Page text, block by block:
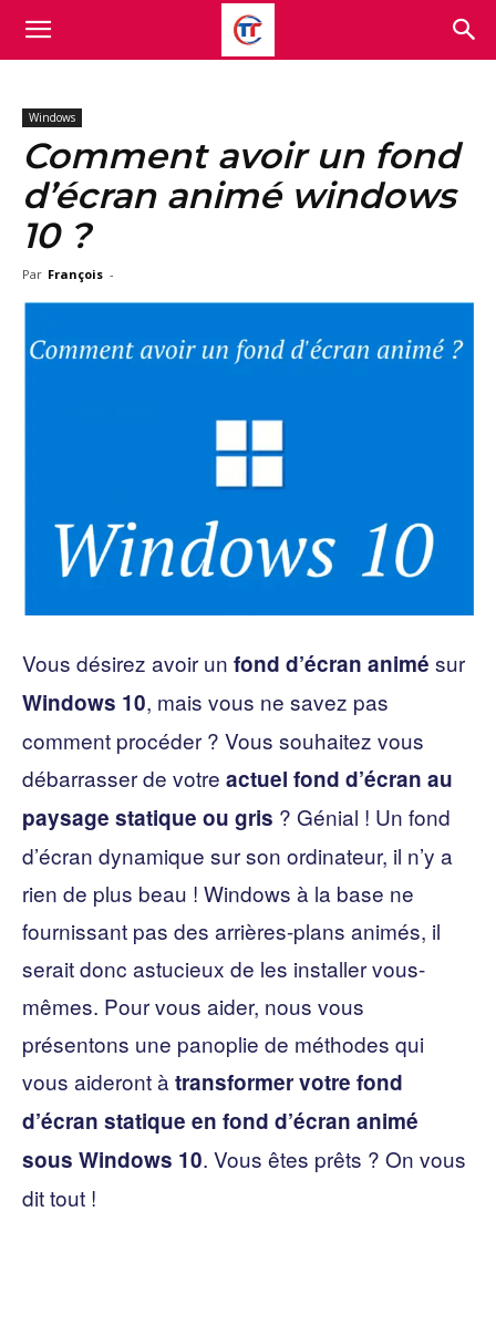
Windows
Comment avoir un fond
d’écran animé windows
10 ?
Par François -
Vous désirez avoir un fond d’écran animé sur
Windows 10, mais vous ne savez pas
comment procéder ? Vous souhaitez vous
débarrasser de votre actuel fond d’écran au
paysage statique ou gris ? Génial ! Un fond
d’écran dynamique sur son ordinateur, il n’y a
rien de plus beau ! Windows à la base ne
fournissant pas des arrières-plans animés, il
serait donc astucieux de les installer vous-
mêmes. Pour vous aider, nous vous
présentons une panoplie de méthodes qui
vous aideront à transformer votre fond
d’écran statique en fond d’écran animé
sous Windows 10. Vous êtes prêts ? On vous
dit tout !